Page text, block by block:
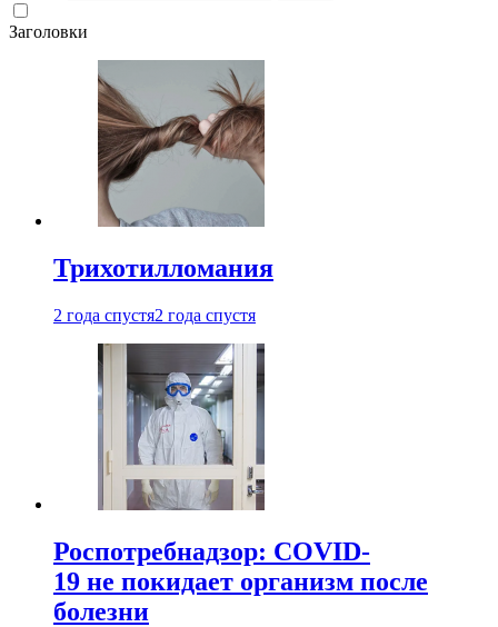
Заголовки
Трихотилломания
2 года спустя2 года спустя
Роспотребнадзор: COVID-
19 не покидает организм после
болезни